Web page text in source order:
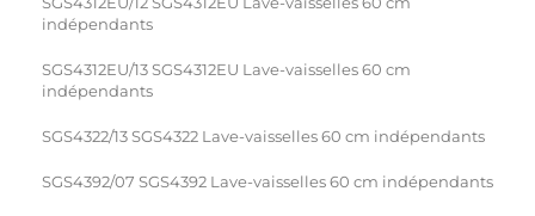
indépendants
SGS4312EU/13 SGS4312EU Lave-vaisselles 60 cm
indépendants
SGS4322/13 SGS4322 Lave-vaisselles 60 cm indépendants
SGS4392/07 SGS4392 Lave-vaisselles 60 cm indépendants